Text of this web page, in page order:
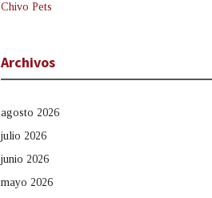
Chivo Pets
Archivos
agosto 2026
julio 2026
junio 2026
mayo 2026